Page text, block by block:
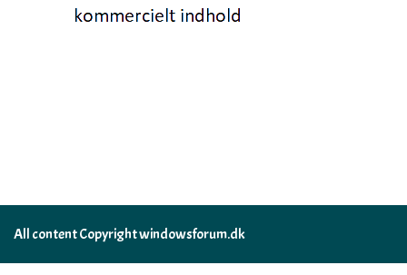
All content Copyright windowsforum.dk